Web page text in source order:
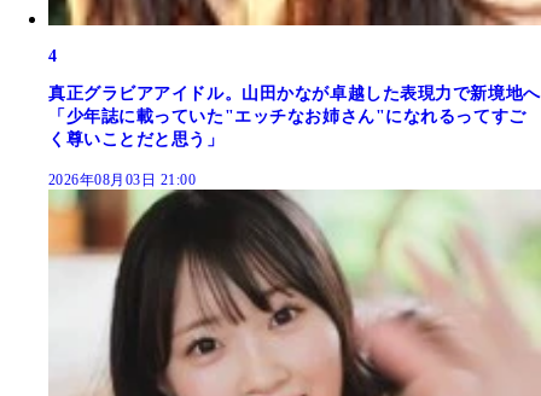
4
真正グラビアアイドル。山田かなが卓越した表現力で新境地へ
「少年誌に載っていた"エッチなお姉さん"になれるってすご
く尊いことだと思う」
2026年08月03日 21:00